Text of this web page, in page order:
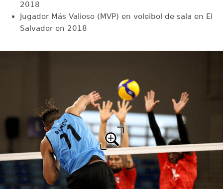
2018
Jugador Más Valioso (MVP) en voleibol de sala en El
Salvador en 2018